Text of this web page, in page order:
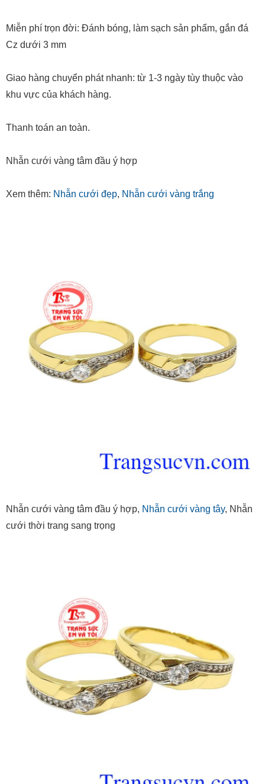
Miễn phí trọn đời: Đánh bóng, làm sạch sản phẩm, gắn đá
Cz dưới 3 mm
Giao hàng chuyển phát nhanh: từ 1-3 ngày tùy thuộc vào
khu vực của khách hàng.
Thanh toán an toàn.
Nhẫn cưới vàng tâm đầu ý hợp
Xem thêm: Nhẫn cưới đẹp, Nhẫn cưới vàng trắng
Nhẫn cưới vàng tâm đầu ý hợp, Nhẫn cưới vàng tây, Nhẫn
cưới thời trang sang trọng